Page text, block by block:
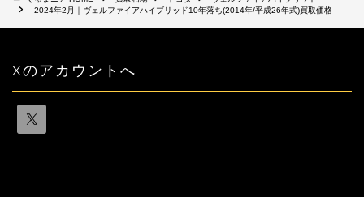
2024年2月｜ヴェルファイアハイブリッド10年落ち(2014年/平成26年式)買取価格
Xのアカウントへ